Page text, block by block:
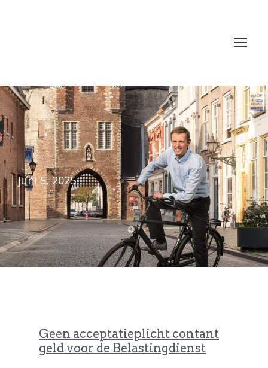
juni 5, 2025
Geen acceptatieplicht contant
geld voor de Belastingdienst